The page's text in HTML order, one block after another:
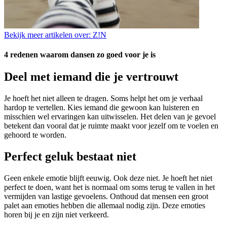
Bekijk meer artikelen over: Z!N
4 redenen waarom dansen zo goed voor je is
Deel met iemand die je vertrouwt
Je hoeft het niet alleen te dragen. Soms helpt het om je verhaal
hardop te vertellen. Kies iemand die gewoon kan luisteren en
misschien wel ervaringen kan uitwisselen. Het delen van je gevoel
betekent dan vooral dat je ruimte maakt voor jezelf om te voelen en
gehoord te worden.
Perfect geluk bestaat niet
Geen enkele emotie blijft eeuwig. Ook deze niet. Je hoeft het niet
perfect te doen, want het is normaal om soms terug te vallen in het
vermijden van lastige gevoelens. Onthoud dat mensen een groot
palet aan emoties hebben die allemaal nodig zijn. Deze emoties
horen bij je en zijn niet verkeerd.